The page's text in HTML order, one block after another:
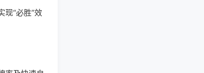
现“必胜”效